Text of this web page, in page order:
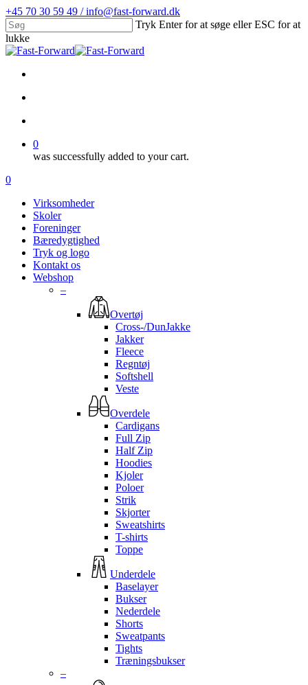
Skip
to
main
content
+45 70 30 59 49 / info@fast-forward.dk
Tryk Enter for at søge eller ESC for at
lukke
Close
0
was successfully added to your cart.
Menu
search
account
0
Virksomheder
Skoler
Foreninger
Bæredygtighed
Tryk og logo
Kontakt os
Webshop
–
Overtøj
Cross-/DunJakke
Jakker
Fleece
Regntøj
Softshell
Veste
Overdele
Cardigans
Full Zip
Half Zip
Hoodies
Kjoler
Poloer
Strik
Skjorter
Sweatshirts
T-shirts
Toppe
Underdele
Baselayer
Bukser
Nederdele
Shorts
Sweatpants
Tights
Træningsbukser
–